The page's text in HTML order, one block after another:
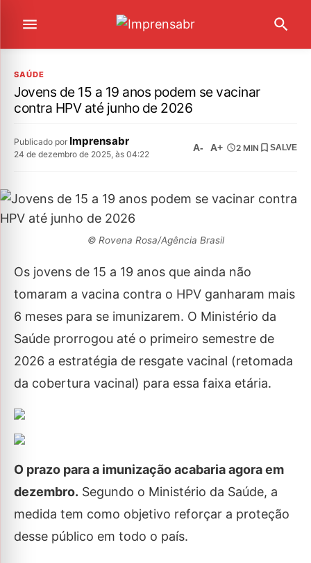
SAÚDE
Jovens de 15 a 19 anos podem se vacinar
contra HPV até junho de 2026
Publicado por Imprensabr
24 de dezembro de 2025, às 04:22
A- A+ 2 MIN SALVE
© Rovena Rosa/Agência Brasil
Os jovens de 15 a 19 anos que ainda não
tomaram a vacina contra o HPV ganharam mais
6 meses para se imunizarem. O Ministério da
Saúde prorrogou até o primeiro semestre de
2026 a estratégia de resgate vacinal (retomada
da cobertura vacinal) para essa faixa etária.
O prazo para a imunização acabaria agora em
dezembro. Segundo o Ministério da Saúde, a
medida tem como objetivo reforçar a proteção
desse público em todo o país.